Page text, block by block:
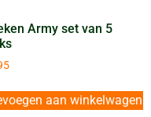
Army set van 5
aan winkelwagen